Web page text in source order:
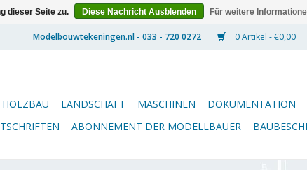
0 Artikel - €0,00
HOLZBAU LANDSCHAFT MASCHINEN DOKUMENTATION
ABONNEMENT DER MODELLBAUER
dieser Seite zu. Diese Nachricht Ausblenden Für weitere